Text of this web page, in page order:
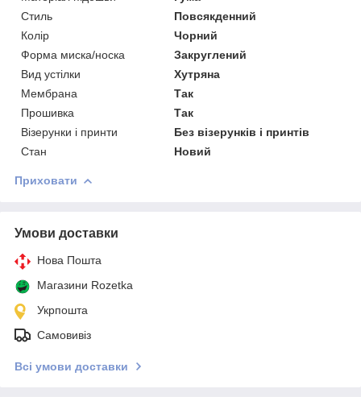
Стиль
Повсякденний
Колір
Чорний
Форма миска/носка
Закруглений
Вид устілки
Хутряна
Мембрана
Так
Прошивка
Так
Візерунки і принти
Без візерунків і принтів
Стан
Новий
Приховати
Умови доставки
Нова Пошта
Магазини Rozetka
Укрпошта
Самовивіз
Всі умови доставки